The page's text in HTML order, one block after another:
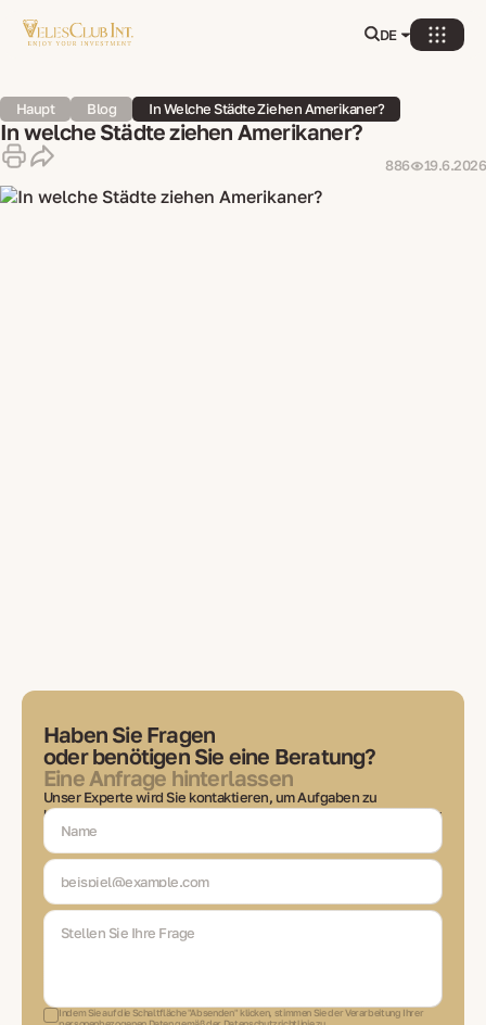
DE
Haupt Blog In Welche Städte Ziehen Amerikaner?
In welche Städte ziehen Amerikaner?
886 19.6.2026
Haben Sie Fragen
oder benötigen Sie eine Beratung?
Eine Anfrage hinterlassen
Unser Experte wird Sie kontaktieren, um Aufgaben zu
besprechen, Lösungen auszuwählen und Sie in jeder Phase der
Transaktion auf dem Laufenden zu halten.
Indem Sie auf die Schaltfläche "Absenden" klicken, stimmen Sie der Verarbeitung Ihrer